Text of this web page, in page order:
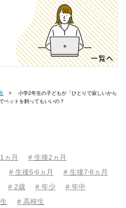
ペットを飼ってもいいの？
ヵ月
# 生後2ヵ月
# 生後5⋅6ヵ月
# 生後7⋅8ヵ月
# 2歳 # 年少
# 年中
# 高校生